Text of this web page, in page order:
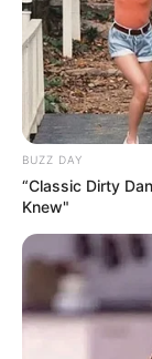
SAVOIR !
BUZZ DAY
“Classic Dirty
Knew"